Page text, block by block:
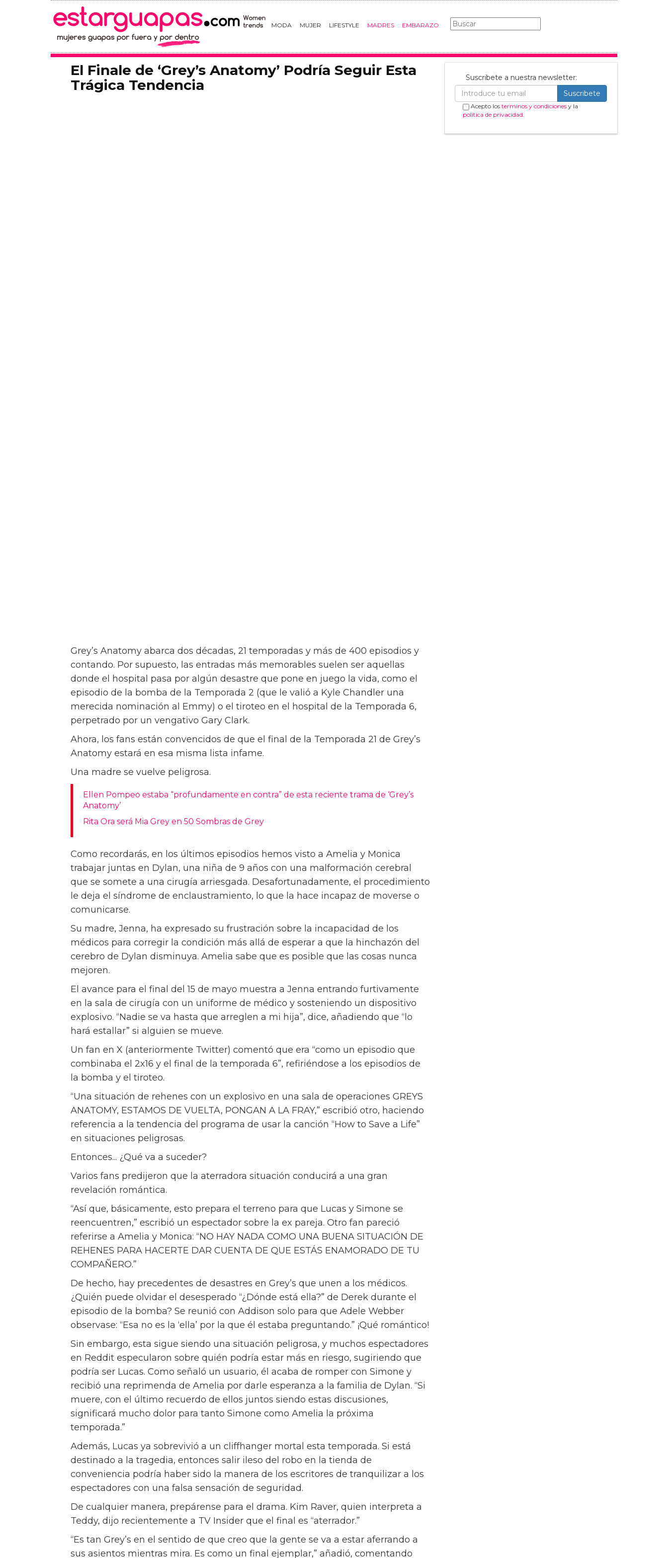
MODA MUJER LIFESTYLE MADRES EMBARAZO
El Finale de ‘Grey’s Anatomy’ Podría Seguir Esta
Trágica Tendencia
Grey’s Anatomy abarca dos décadas, 21 temporadas y más de 400 episodios y
contando. Por supuesto, las entradas más memorables suelen ser aquellas
donde el hospital pasa por algún desastre que pone en juego la vida, como el
episodio de la bomba de la Temporada 2 (que le valió a Kyle Chandler una
merecida nominación al Emmy) o el tiroteo en el hospital de la Temporada 6,
perpetrado por un vengativo Gary Clark.
Ahora, los fans están convencidos de que el final de la Temporada 21 de Grey’s
Anatomy estará en esa misma lista infame.
Una madre se vuelve peligrosa.
Ellen Pompeo estaba “profundamente en contra” de esta reciente trama de ‘Grey’s
Anatomy’
Rita Ora será Mia Grey en 50 Sombras de Grey
Como recordarás, en los últimos episodios hemos visto a Amelia y Monica
trabajar juntas en Dylan, una niña de 9 años con una malformación cerebral
que se somete a una cirugía arriesgada. Desafortunadamente, el procedimiento
le deja el síndrome de enclaustramiento, lo que la hace incapaz de moverse o
comunicarse.
Su madre, Jenna, ha expresado su frustración sobre la incapacidad de los
médicos para corregir la condición más allá de esperar a que la hinchazón del
cerebro de Dylan disminuya. Amelia sabe que es posible que las cosas nunca
mejoren.
El avance para el final del 15 de mayo muestra a Jenna entrando furtivamente
en la sala de cirugía con un uniforme de médico y sosteniendo un dispositivo
explosivo. “Nadie se va hasta que arreglen a mi hija”, dice, añadiendo que “lo
hará estallar” si alguien se mueve.
Un fan en X (anteriormente Twitter) comentó que era “como un episodio que
combinaba el 2x16 y el final de la temporada 6”, refiriéndose a los episodios de
la bomba y el tiroteo.
“Una situación de rehenes con un explosivo en una sala de operaciones GREYS
ANATOMY, ESTAMOS DE VUELTA, PONGAN A LA FRAY,” escribió otro, haciendo
referencia a la tendencia del programa de usar la canción “How to Save a Life”
en situaciones peligrosas.
Entonces... ¿Qué va a suceder?
Varios fans predijeron que la aterradora situación conducirá a una gran
revelación romántica.
“Así que, básicamente, esto prepara el terreno para que Lucas y Simone se
reencuentren,” escribió un espectador sobre la ex pareja. Otro fan pareció
referirse a Amelia y Monica: “NO HAY NADA COMO UNA BUENA SITUACIÓN DE
REHENES PARA HACERTE DAR CUENTA DE QUE ESTÁS ENAMORADO DE TU
COMPAÑERO.”
De hecho, hay precedentes de desastres en Grey’s que unen a los médicos.
¿Quién puede olvidar el desesperado “¿Dónde está ella?” de Derek durante el
episodio de la bomba? Se reunió con Addison solo para que Adele Webber
observase: “Esa no es la ‘ella’ por la que él estaba preguntando.” ¡Qué romántico!
Sin embargo, esta sigue siendo una situación peligrosa, y muchos espectadores
en Reddit especularon sobre quién podría estar más en riesgo, sugiriendo que
podría ser Lucas. Como señaló un usuario, él acaba de romper con Simone y
recibió una reprimenda de Amelia por darle esperanza a la familia de Dylan. “Si
muere, con el último recuerdo de ellos juntos siendo estas discusiones,
significará mucho dolor para tanto Simone como Amelia la próxima
temporada.”
Además, Lucas ya sobrevivió a un cliffhanger mortal esta temporada. Si está
destinado a la tragedia, entonces salir ileso del robo en la tienda de
conveniencia podría haber sido la manera de los escritores de tranquilizar a los
espectadores con una falsa sensación de seguridad.
De cualquier manera, prepárense para el drama. Kim Raver, quien interpreta a
Teddy, dijo recientemente a TV Insider que el final es “aterrador.”
“Es tan Grey’s en el sentido de que creo que la gente se va a estar aferrando a
sus asientos mientras mira. Es como un final ejemplar,” añadió, comentando
Suscribete a nuestra newsletter:
Suscribete
Acepto los terminos y condicionesy la
política de privacidad.